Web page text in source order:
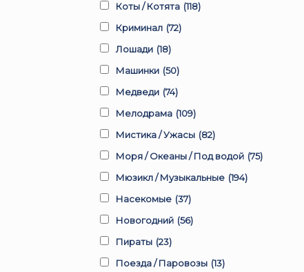
Коты / Котята (118)
Криминал (72)
Лошади (18)
Машинки (50)
Медведи (74)
Мелодрама (109)
Мистика / Ужасы (82)
Моря / Океаны / Под водой (75)
Мюзикл / Музыкальные (194)
Насекомые (37)
Новогодний (56)
Пираты (23)
Поезда / Паровозы (13)